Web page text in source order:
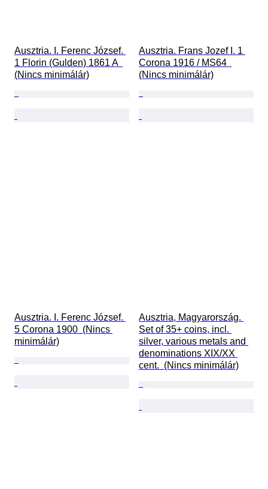
Ausztria. I. Ferenc József.
1 Florin (Gulden) 1861 A
(Nincs minimálár)
Ausztria. Frans Jozef I. 1
Corona 1916 / MS64
(Nincs minimálár)
Ausztria. I. Ferenc József.
5 Corona 1900  (Nincs
minimálár)
Ausztria, Magyarország.
Set of 35+ coins, incl.
silver, various metals and
denominations XIX/XX
cent.  (Nincs minimálár)